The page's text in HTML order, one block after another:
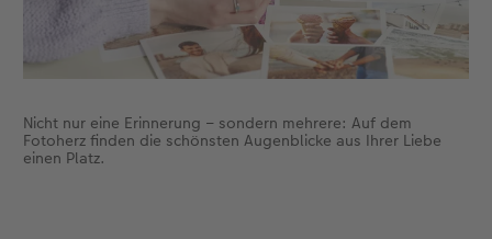
Nicht nur eine Erinnerung – sondern mehrere: Auf dem
Fotoherz finden die schönsten Augenblicke aus Ihrer Liebe
einen Platz.